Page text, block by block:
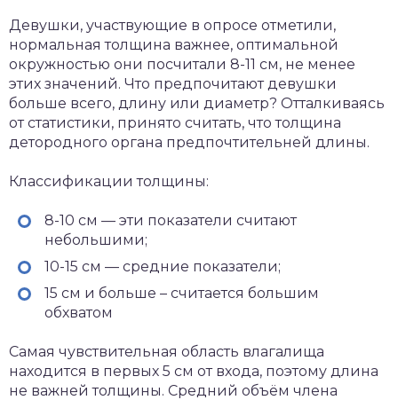
Девушки, участвующие в опросе отметили,
нормальная толщина важнее, оптимальной
окружностью они посчитали 8-11 см, не менее
этих значений. Что предпочитают девушки
больше всего, длину или диаметр? Отталкиваясь
от статистики, принято считать, что толщина
детородного органа предпочтительней длины.
Классификации толщины:
8-10 см — эти показатели считают
небольшими;
10-15 см — средние показатели;
15 см и больше – считается большим
обхватом
Самая чувствительная область влагалища
находится в первых 5 см от входа, поэтому длина
не важней толщины. Средний объём члена